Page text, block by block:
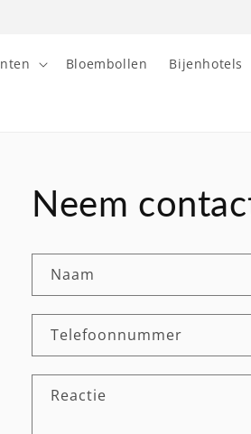
Gratis
Bloembollen Bijenhotels
Neem
Naam
Telefoonnummer
Reactie